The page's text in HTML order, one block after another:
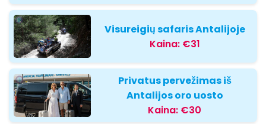
Visureigių safaris Antalijoje
Kaina: €31
Privatus pervežimas iš
Antalijos oro uosto
Kaina: €30